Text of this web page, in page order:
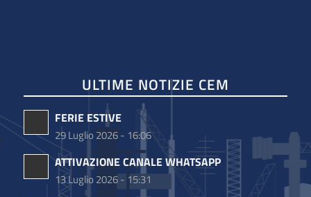
ULTIME NOTIZIE CEM
FERIE ESTIVE
29 Luglio 2026 - 16:06
ATTIVAZIONE CANALE WHATSAPP
13 Luglio 2026 - 15:31